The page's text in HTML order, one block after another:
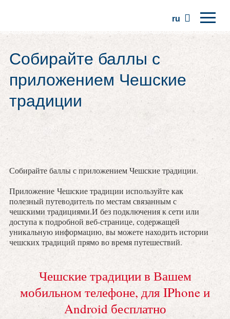
ru
Регионы
Традиции
Экскурсии
Собирайте баллы с
приложением Чешские
традиции
Собирайте баллы с приложением Чешские традиции.
Приложение Чешские традиции используйте как
полезный путеводитель по местам связанным с
чешскими традициями.И без подключения к сети или
доступа к подробной веб-странице, содержащей
уникальную информацию, вы можете находить истории
чешских традиций прямо во время путешествий.
Чешские традиции в Вашем
мобильном телефоне, для IPhone и
Android бесплатно